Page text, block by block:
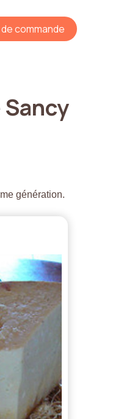
commande
Sancy
génération.